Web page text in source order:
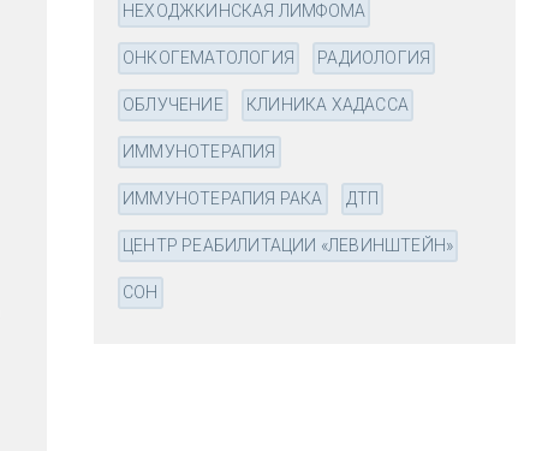
НЕХОДЖКИНСКАЯ ЛИМФОМА
ОНКОГЕМАТОЛОГИЯ РАДИОЛОГИЯ
ОБЛУЧЕНИЕ КЛИНИКА ХАДАССА
ИММУНОТЕРАПИЯ
ИММУНОТЕРАПИЯ РАКА ДТП
ЦЕНТР РЕАБИЛИТАЦИИ «ЛЕВИНШТЕЙН»
СОН